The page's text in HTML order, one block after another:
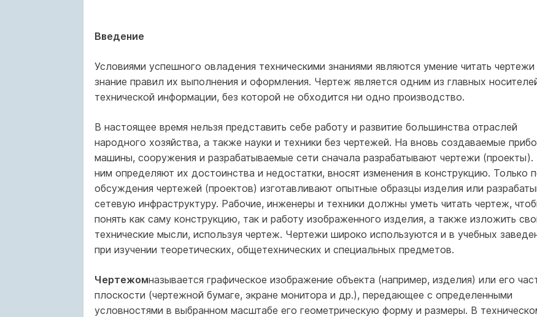
Введение
Условиями успешного овладения техническими знаниями являются умение читать чертежи
знание правил их выполнения и оформления. Чертеж является одним из главных
технической информации, без которой не обходится ни одно производство.
В настоящее время нельзя представить себе работу и развитие большинства отраслей
народного хозяйства, а также науки и техники без чертежей. На вновь создаваемые
машины, сооружения и разрабатываемые сети сначала разрабатывают чертежи
ним определяют их достоинства и недостатки, вносят изменения в конструкцию. Только
обсуждения чертежей (проектов) изготавливают опытные образцы изделия или
сетевую инфраструктуру. Рабочие, инженеры и техники должны уметь читать чертеж,
понять как саму конструкцию, так и работу изображенного изделия, а также изложить
технические мысли, используя чертеж. Чертежи широко используются и в учебных
при изучении теоретических, общетехнических и специальных предметов.
Чертежомназывается графическое изображение объекта (например, изделия) или его
плоскости (чертежной бумаге, экране монитора и др.), передающее с определенными
условностями в выбранном масштабе его геометрическую форму и размеры. В